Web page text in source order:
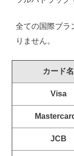
全ての国際ブラ
りません。
カード名
Visa
JCB